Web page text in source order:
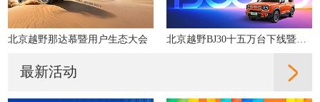
北京越野那达慕暨用户生态大会 北京越野BJ30十五万台下线暨高光版上市直播
最新活动